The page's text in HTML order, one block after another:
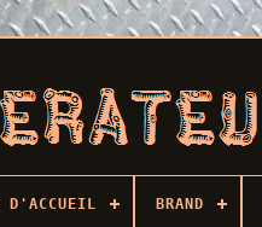
D'ACCUEIL BRAND